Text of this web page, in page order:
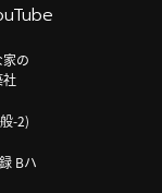
の
社
-2)
Bハ